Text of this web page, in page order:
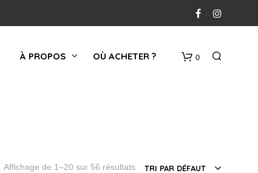
0
À PROPOS OÙ ACHETER ?
TRI PAR DÉFAUT
Affichage de 1–20 sur 56 résultats